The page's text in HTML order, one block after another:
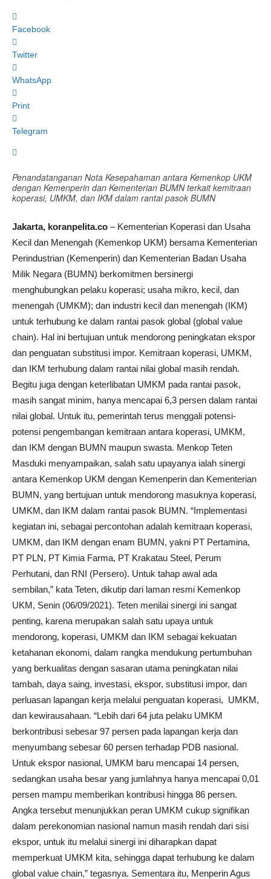
Facebook
Twitter
WhatsApp
Print
Telegram
Penandatanganan Nota Kesepahaman antara Kemenkop UKM
dengan Kemenperin dan Kementerian BUMN terkait kemitraan
koperasi, UMKM, dan IKM dalam rantai pasok BUMN
Jakarta, koranpelita.co – Kementerian Koperasi dan Usaha
Kecil dan Menengah (Kemenkop UKM) bersama Kementerian
Perindustrian (Kemenperin) dan Kementerian Badan Usaha
Milik Negara (BUMN) berkomitmen bersinergi
menghubungkan pelaku koperasi; usaha mikro, kecil, dan
menengah (UMKM); dan industri kecil dan menengah (IKM)
untuk terhubung ke dalam rantai pasok global (global value
chain). Hal ini bertujuan untuk mendorong peningkatan ekspor
dan penguatan substitusi impor. Kemitraan koperasi, UMKM,
dan IKM terhubung dalam rantai nilai global masih rendah.
Begitu juga dengan keterlibatan UMKM pada rantai pasok,
masih sangat minim, hanya mencapai 6,3 persen dalam rantai
nilai global. Untuk itu, pemerintah terus menggali potensi-
potensi pengembangan kemitraan antara koperasi, UMKM,
dan IKM dengan BUMN maupun swasta. Menkop Teten
Masduki menyampaikan, salah satu upayanya ialah sinergi
antara Kemenkop UKM dengan Kemenperin dan Kementerian
BUMN, yang bertujuan untuk mendorong masuknya koperasi,
UMKM, dan IKM dalam rantai pasok BUMN. “Implementasi
kegiatan ini, sebagai percontohan adalah kemitraan koperasi,
UMKM, dan IKM dengan enam BUMN, yakni PT Pertamina,
PT PLN, PT Kimia Farma, PT Krakatau Steel, Perum
Perhutani, dan RNI (Persero). Untuk tahap awal ada
sembilan,” kata Teten, dikutip dari laman resmi Kemenkop
UKM, Senin (06/09/2021). Teten menilai sinergi ini sangat
penting, karena merupakan salah satu upaya untuk
mendorong, koperasi, UMKM dan IKM sebagai kekuatan
ketahanan ekonomi, dalam rangka mendukung pertumbuhan
yang berkualitas dengan sasaran utama peningkatan nilai
tambah, daya saing, investasi, ekspor, substitusi impor, dan
perluasan lapangan kerja melalui penguatan koperasi, UMKM,
dan kewirausahaan. “Lebih dari 64 juta pelaku UMKM
berkontribusi sebesar 97 persen pada lapangan kerja dan
menyumbang sebesar 60 persen terhadap PDB nasional.
Untuk ekspor nasional, UMKM baru mencapai 14 persen,
sedangkan usaha besar yang jumlahnya hanya mencapai 0,01
persen mampu memberikan kontribusi hingga 86 persen.
Angka tersebut menunjukkan peran UMKM cukup signifikan
dalam perekonomian nasional namun masih rendah dari sisi
ekspor, untuk itu melalui sinergi ini diharapkan dapat
memperkuat UMKM kita, sehingga dapat terhubung ke dalam
global value chain,” tegasnya. Sementara itu, Menperin Agus